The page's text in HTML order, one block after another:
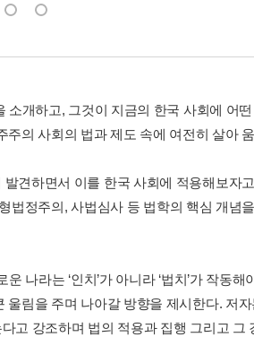
개하고, 그것이 지금의 한국 사회에 어
의 사회의 법과 제도 속에 여전히 살아
견하면서 이를 한국 사회에 적용해보자
법정주의, 사법심사 등 법학의 핵심 개념
나라는 ‘인치’가 아니라 ‘법치’가 작동해
림을 주며 나아갈 방향을 제시한다. 저
고 강조하며 법의 적용과 집행 그리고 그